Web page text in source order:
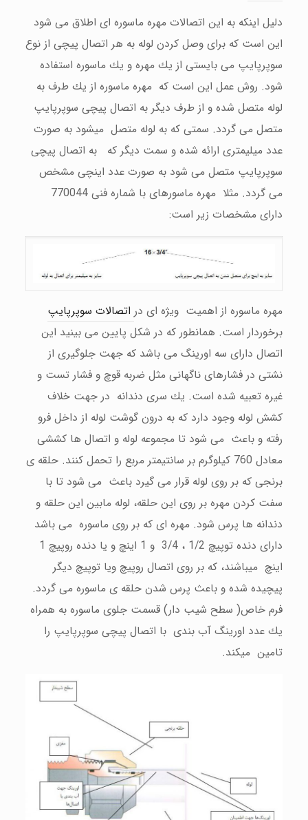
دلیل اینكه به این اتصالات مهره ماسوره ای اطلاق می شود
این است كه برای وصل كردن لوله به هر اتصال پیچی از نوع
سوپرپایپ می بایستی از یك مهره و یك ماسوره استفاده
شود. روش عمل این است كه مهره ماسوره از یك طرف به
لوله متصل شده و از طرف دیگر به اتصال پیچی سوپرپایپ
متصل می گردد. سمتی كه به لوله متصل میشود به صورت
عدد میلیمتری ارائه شده و سمت دیگر كه به اتصال پیچی
سوپرپایپ متصل می شود به صورت عدد اینچی مشخص
می گردد. مثلا مهره ماسورهای با شماره فنی 770044
دارای مشخصات زیر است:
مهره ماسوره از اهمیت ویژه ای دراتصالات سوپرپایپ
برخوردار است. همانطور كه در شكل پایین می بینید این
اتصال دارای سه اورینگ می باشد كه جهت جلوگیری از
نشتی در فشارهای ناگهانی مثل ضربه قوچ و فشار تست و
غیره تعبیه شده است. یك سری دندانه در جهت خلاف
كشش لوله وجود دارد كه به درون گوشت لوله از داخل فرو
رفته و باعث می شود تا مجموعه لوله و اتصال ها كششی
معادل 760 كیلوگرم بر سانتیمتر مربع را تحمل كنند. حلقه ی
برنجی كه بر روی لوله قرار می گیرد باعث می شود تا با
سفت كردن مهره بر روی این حلقه، لوله مابین این حلقه و
دندانه ها پرس شود. مهره ای كه بر روی ماسوره می باشد
دارای دنده توپیچ 1/2 ، 3/4
و 1 اینچ و یا دنده روپیچ 1
اینچ میباشند، كه بر روی اتصال روپیچ ویا توپیچ دیگر
پیچیده شده و باعث پرس شدن حلقه ی ماسوره می گردد.
فرم خاص( سطح شیب دار) قسمت جلوی ماسوره به همراه
یك عدد اورینگ آب بندی با اتصال پیچی سوپرپایپ را
تامین میكند.